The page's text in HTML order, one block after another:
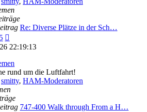
Re: Diverse Plätze in der Sch…
Beitrag
22:19:13
rund um die Luftfahrt!
smitty, HAM-Moderatoren
747-400 Walk through From a H…